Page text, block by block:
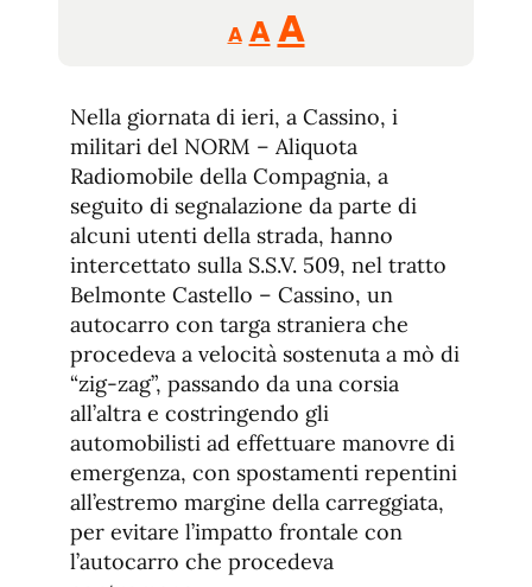
A
Reducir
tamaño
A Restablecer
de
fuente
AAumentar
de
fuente.
Nella giornata di ieri, a Cassino, i
militari del NORM – Aliquota
Radiomobile della Compagnia, a
seguito di segnalazione da parte di
alcuni utenti della strada, hanno
intercettato sulla S.S.V. 509, nel tratto
Belmonte Castello – Cassino, un
autocarro con targa straniera che
procedeva a velocità sostenuta a mò di
“zig-zag”, passando da una corsia
all’altra e costringendo gli
automobilisti ad effettuare manovre di
emergenza, con spostamenti repentini
all’estremo margine della carreggiata,
per evitare l’impatto frontale con
l’autocarro che procedeva